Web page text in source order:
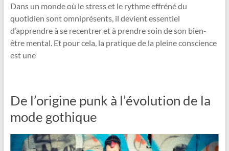
Dans un monde où le stress et le rythme effréné du
quotidien sont omniprésents, il devient essentiel
d’apprendre à se recentrer et à prendre soin de son bien-
être mental. Et pour cela, la pratique de la pleine conscience
est une
De l’origine punk à l’évolution de la
mode gothique